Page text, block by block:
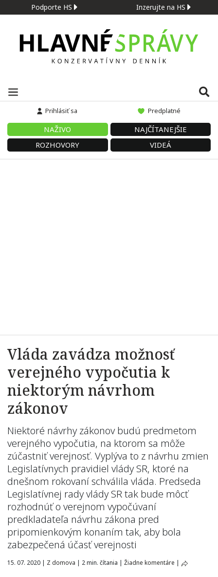
Podporte HS Inzerujte na HS
Prihlásiť sa Predplatné
NAŽIVO
NAJČÍTANEJŠIE
ROZHOVORY
VIDEÁ
Vláda zavádza možnosť
verejného vypočutia k
niektorým návrhom
zákonov
Niektoré návrhy zákonov budú predmetom
verejného vypočutia, na ktorom sa môže
zúčastniť verejnosť. Vyplýva to z návrhu zmien
Legislatívnych pravidiel vlády SR, ktoré na
dnešnom rokovaní schválila vláda. Predseda
Legislatívnej rady vlády SR tak bude môcť
rozhodnúť o verejnom vypočúvaní
predkladateľa návrhu zákona pred
pripomienkovým konaním tak, aby bola
zabezpečená účasť verejnosti
15. 07. 2020 | Z domova | 2 min. čítania | Žiadne komentáre |